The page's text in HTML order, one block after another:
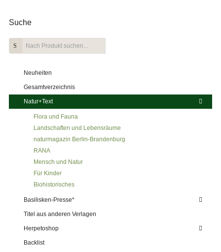
Suche
Neuheiten
Gesamtverzeichnis
Natur+Text
Flora und Fauna
Landschaften und Lebensräume
naturmagazin Berlin-Brandenburg
RANA
Mensch und Natur
Für Kinder
Biohistorisches
Basilisken-Presse*
Titel aus anderen Verlagen
Herpetoshop
Backlist